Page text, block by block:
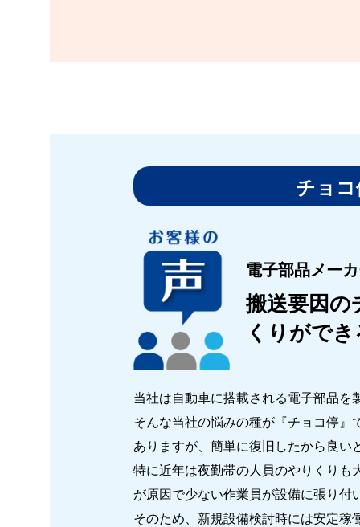
チョ
電子部品メー
搬送要因の
くりがで
当社は自動車に搭載される電子部品を
そんな当社の悩みの種が『チョコ停』
ありますが、簡単に復旧したから良い
特に近年は夜勤帯の人員のやりくりも
が原因で少ない作業員が設備に張り付
そのため、新規設備検討時には安定稼